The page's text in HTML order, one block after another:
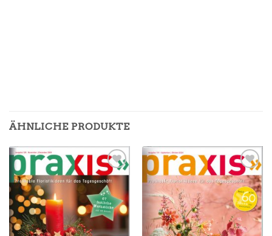
ÄHNLICHE PRODUKTE
Zur
Merkliste
hinzufügen
Zur
Merkliste
hinzufügen